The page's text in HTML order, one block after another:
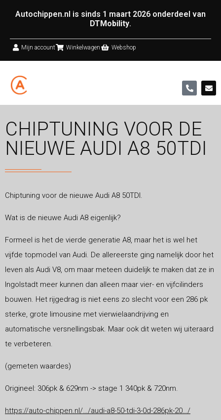
Autochippen.nl is sinds 1 maart 2026 onderdeel van
DTMobility.
Mijn account Winkelwagen Webshop
CHIPTUNING VOOR DE
NIEUWE AUDI A8 50TDI
Chiptuning voor de nieuwe Audi A8 50TDI.
Wat is de nieuwe Audi A8 eigenlijk?
Formeel is het de vierde generatie A8, maar het is wel het
vijfde topmodel van Audi. De allereerste ging namelijk door het
leven als Audi V8, om maar meteen duidelijk te maken dat ze in
Ingolstadt meer kunnen dan alleen maar vier- en vijfcilinders
bouwen. Het rijgedrag is niet eens zo slecht voor een 286 pk
sterke, grote limousine met vierwielaandrijving en
automatische versnellingsbak. Maar ook dit weten wij uiteraard
te verbeteren.
(gemeten waardes)
Origineel: 306pk & 629nm -> stage 1 340pk & 720nm.
https://auto-chippen.nl/…/audi-a8-50-tdi-3-0d-286pk-20…/